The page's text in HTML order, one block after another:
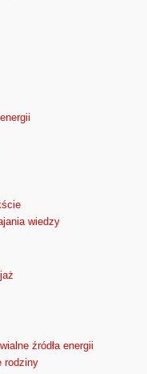
wiedzy
źródła energii
rodziny